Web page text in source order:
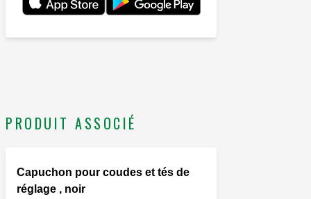
PRODUIT ASSOCIÉ
Capuchon pour coudes et tés de
réglage , noir